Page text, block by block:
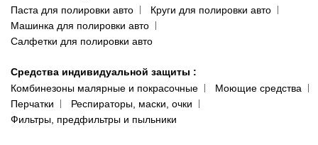
Паста для полировки авто
Круги для полировки авто
Машинка для полировки авто
Салфетки для полировки авто
Средства индивидуальной защиты :
Комбинезоны малярные и покрасочные
Моющие средства
Перчатки
Респираторы, маски, очки
Фильтры, предфильтры и пыльники